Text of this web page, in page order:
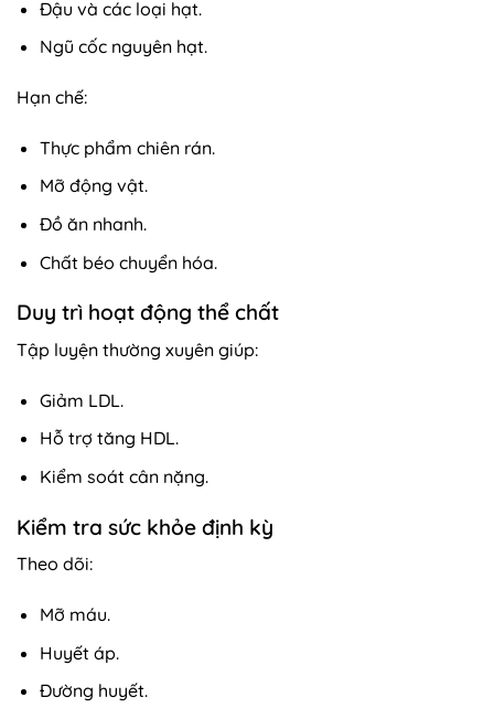
Đậu và các loại hạt.
Ngũ cốc nguyên hạt.
Hạn chế:
Thực phẩm chiên rán.
Mỡ động vật.
Đồ ăn nhanh.
Chất béo chuyển hóa.
Duy trì hoạt động thể chất
Tập luyện thường xuyên giúp:
Giảm LDL.
Hỗ trợ tăng HDL.
Kiểm soát cân nặng.
Kiểm tra sức khỏe định kỳ
Theo dõi:
Mỡ máu.
Huyết áp.
Đường huyết.